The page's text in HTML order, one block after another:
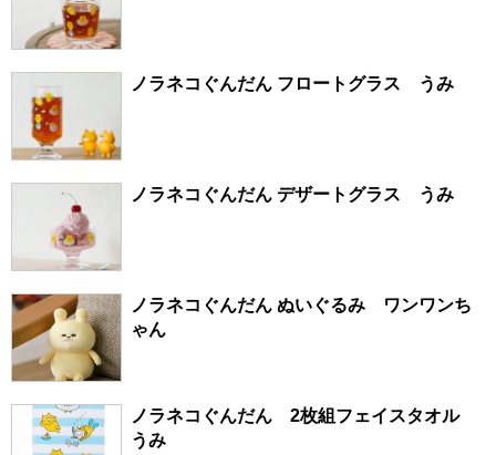
ノラネコぐんだん フロートグラス うみ
ノラネコぐんだん デザートグラス うみ
ノラネコぐんだん ぬいぐるみ ワンワンち
ゃん
ノラネコぐんだん 2枚組フェイスタオル
うみ